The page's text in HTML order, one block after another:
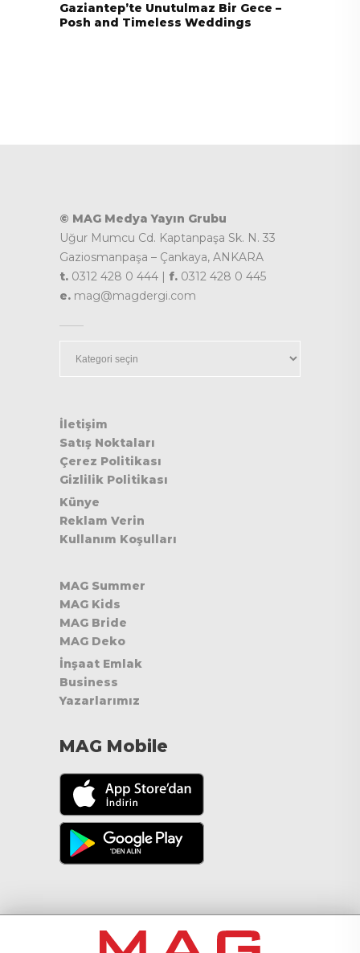
Gaziantep’te Unutulmaz Bir Gece –
Posh and Timeless Weddings
© MAG Medya Yayın Grubu
Uğur Mumcu Cd. Kaptanpaşa Sk. N. 33
Gaziosmanpaşa – Çankaya, ANKARA
t. 0312 428 0 444 | f. 0312 428 0 445
e. mag@magdergi.com
İletişim
Satış Noktaları
Çerez Politikası
Gizlilik Politikası
Künye
Reklam Verin
Kullanım Koşulları
MAG Summer
MAG Kids
MAG Bride
MAG Deko
İnşaat Emlak
Business
Yazarlarımız
MAG Mobile